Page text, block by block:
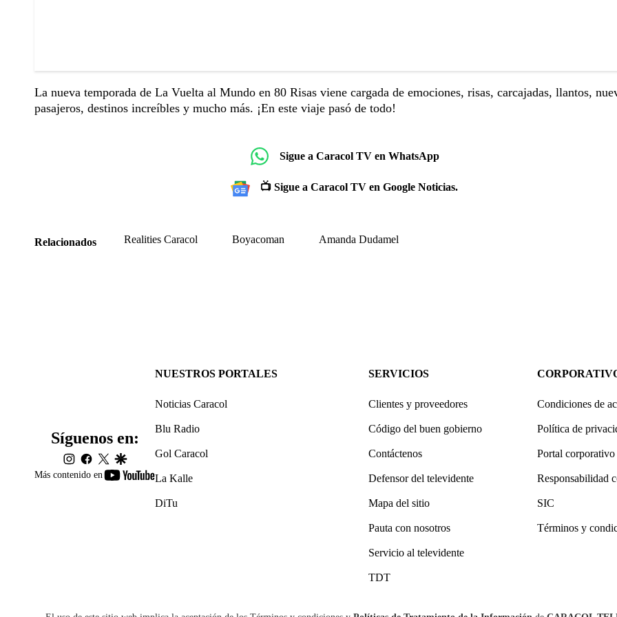
La nueva temporada de La Vuelta al Mundo en 80 Risas viene cargada de emociones, risas, carcajadas, llantos,
pasajeros, destinos increíbles y mucho más. ¡En este viaje pasó de todo!
Sigue a Caracol TV en WhatsApp
📺 Sigue a Caracol TV en Google Noticias.
Relacionados Realities Caracol Boyacoman Amanda Dudamel
Más contenido en
youtube-
Síguenos en:
instagram
facebook
twittergoogle
NUESTROS PORTALES
Noticias Caracol
Blu Radio
Gol Caracol
La Kalle
DiTu
SERVICIOS
Clientes y proveedores
Código del buen gobierno
Contáctenos
Defensor del televidente
Mapa del sitio
Pauta con nosotros
Servicio al televidente
TDT
Condiciones de
Política de
Portal corporativo
Responsabilidad
SIC
Términos y